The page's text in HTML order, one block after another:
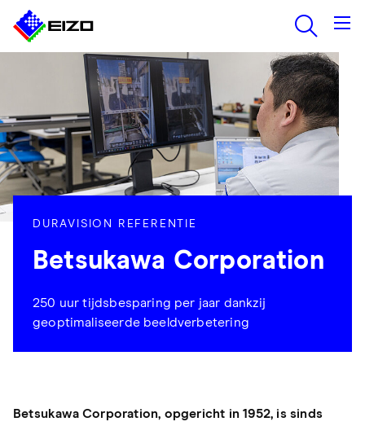
DURAVISION REFERENTIE
Betsukawa Corporation
250 uur tijdsbesparing per jaar dankzij
geoptimaliseerde beeldverbetering
Betsukawa Corporation, opgericht in 1952, is sinds